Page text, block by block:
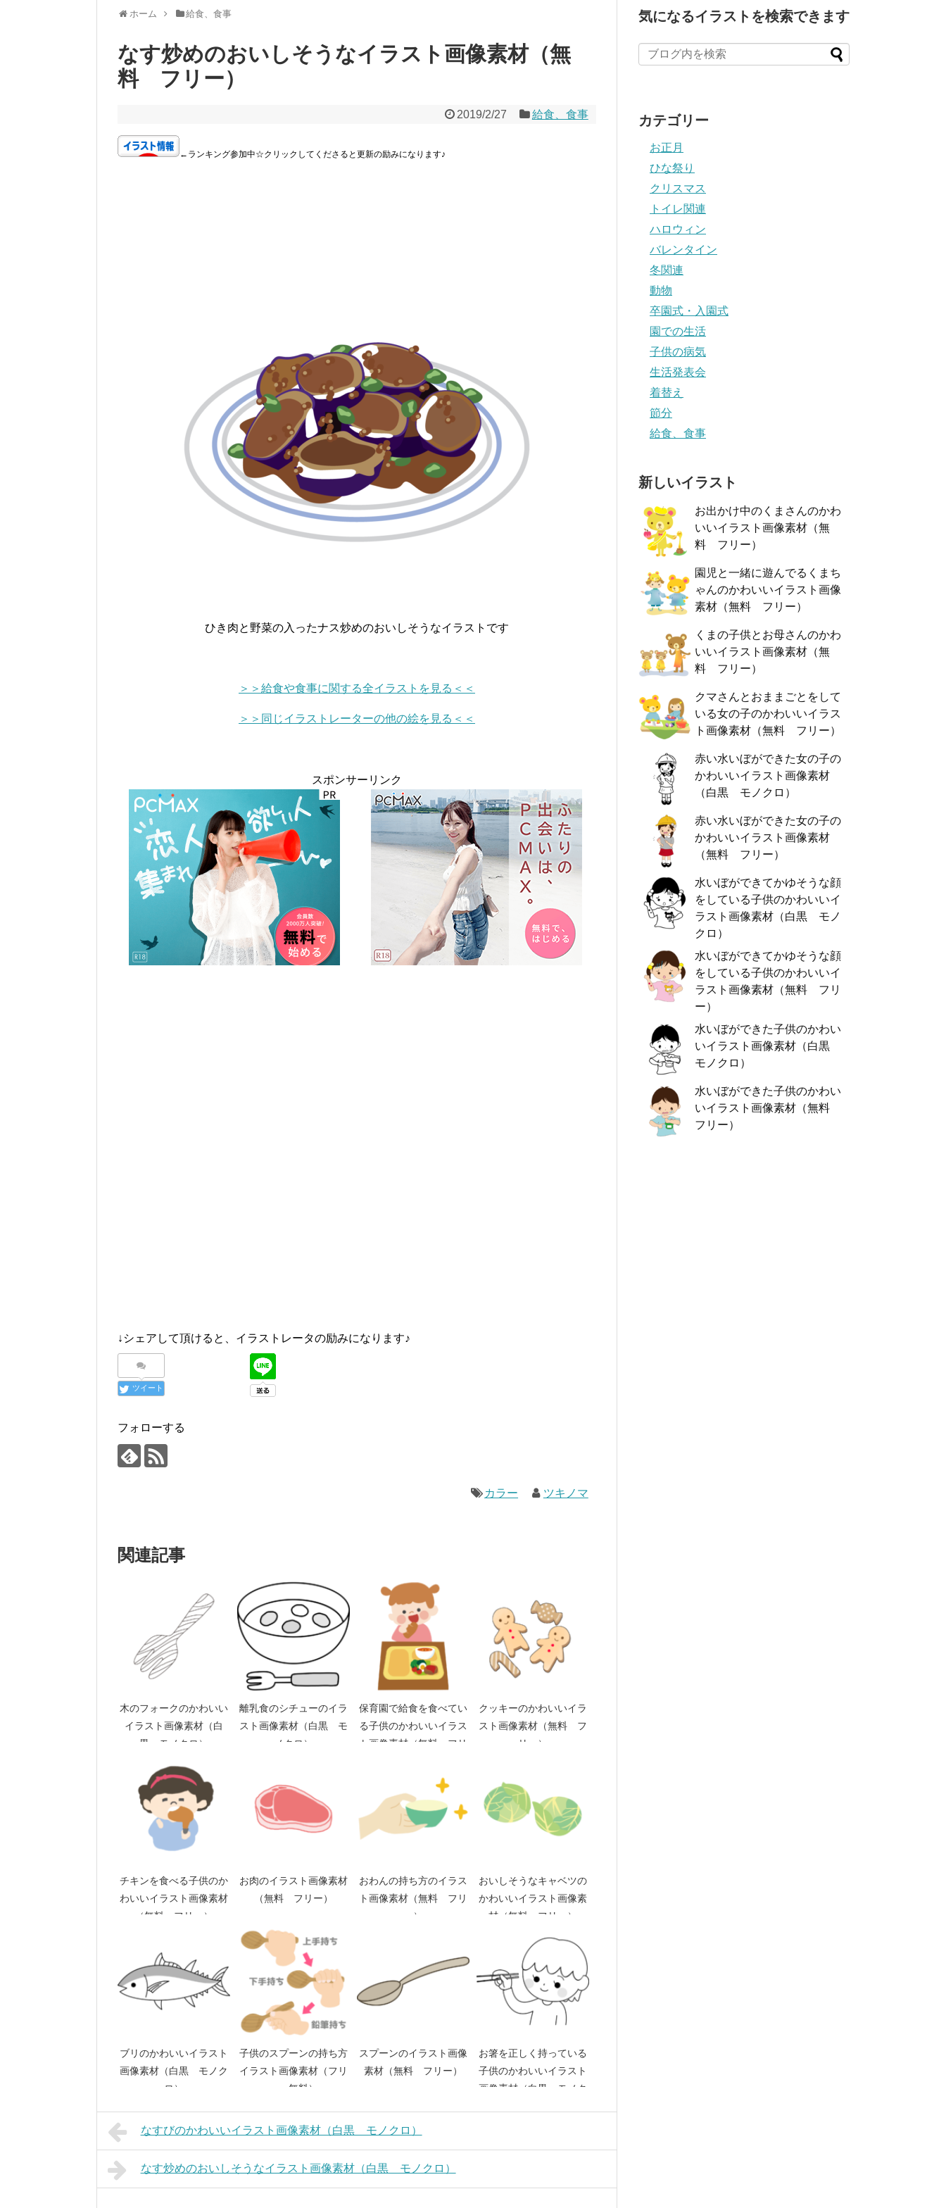
ホーム 給食、食事
なす炒めのおいしそうなイラスト画像素材（無
料 フリー）
2019/2/27 給食、食事
←ランキング参加中☆クリックしてくださると更新の励みになります♪
ひき肉と野菜の入ったナス炒めのおいしそうなイラストです
＞＞給食や食事に関する全イラストを見る＜＜
＞＞同じイラストレーターの他の絵を見る＜＜
スポンサーリンク
↓シェアして頂けると、イラストレータの励みになります♪
ツイート
フォローする
カラー ツキノマ
関連記事
木のフォークのかわいい
イラスト画像素材（白
黒 モノクロ）
離乳食のシチューのイラ
スト画像素材（白黒 モ
ノクロ）
保育園で給食を食べてい
る子供のかわいいイラス
ト画像素材（無料 フリ
クッキーのかわいいイラ
スト画像素材（無料 フ
リー）
チキンを食べる子供のか
わいいイラスト画像素材
（無料 フリー）
お肉のイラスト画像素材
（無料 フリー）
おわんの持ち方のイラス
ト画像素材（無料 フリ
ー）
おいしそうなキャベツの
かわいいイラスト画像素
材（無料 フリー）
ブリのかわいいイラスト
画像素材（白黒 モノク
ロ）
子供のスプーンの持ち方
イラスト画像素材（フリ
ー、無料）
スプーンのイラスト画像
素材（無料 フリー）
お箸を正しく持っている
子供のかわいいイラスト
画像素材（白黒 モノク
なすびのかわいいイラスト画像素材（白黒 モノクロ）
なす炒めのおいしそうなイラスト画像素材（白黒 モノクロ）
気になるイラストを検索できます
カテゴリー
お正月
ひな祭り
クリスマス
トイレ関連
ハロウィン
バレンタイン
冬関連
動物
卒園式・入園式
園での生活
子供の病気
生活発表会
着替え
節分
給食、食事
新しいイラスト
お出かけ中のくまさんのかわ
いいイラスト画像素材（無
料 フリー）
園児と一緒に遊んでるくまち
ゃんのかわいいイラスト画像
素材（無料 フリー）
くまの子供とお母さんのかわ
いいイラスト画像素材（無
料 フリー）
クマさんとおままごとをして
いる女の子のかわいいイラス
ト画像素材（無料 フリー）
赤い水いぼができた女の子の
かわいいイラスト画像素材
（白黒 モノクロ）
赤い水いぼができた女の子の
かわいいイラスト画像素材
（無料 フリー）
水いぼができてかゆそうな顔
をしている子供のかわいいイ
ラスト画像素材（白黒 モノ
クロ）
水いぼができてかゆそうな顔
をしている子供のかわいいイ
ラスト画像素材（無料 フリ
ー）
水いぼができた子供のかわい
いイラスト画像素材（白黒
モノクロ）
水いぼができた子供のかわい
いイラスト画像素材（無料
フリー）